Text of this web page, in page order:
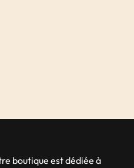
boutique est dédiée à